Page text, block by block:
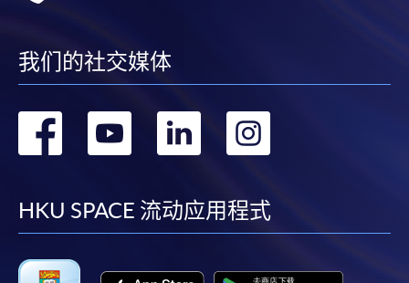
我们的社交媒体
转
facebook
转
youtube
转
linkedin
转
HKU SPACE 流动应用程式